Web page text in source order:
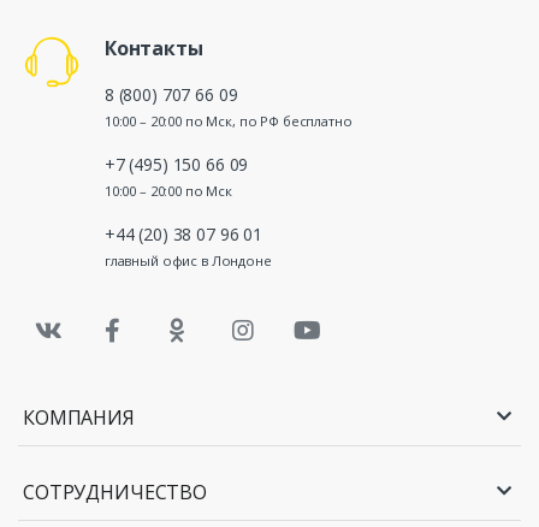
Контакты
8 (800) 707 66 09
10:00 – 20:00 по Мск, по РФ бесплатно
+7 (495) 150 66 09
10:00 – 20:00 по Мск
+44 (20) 38 07 96 01
главный офис в Лондоне
КОМПАНИЯ
СОТРУДНИЧЕСТВО